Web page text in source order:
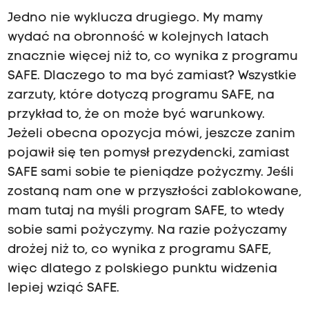
Jedno nie wyklucza drugiego. My mamy
wydać na obronność w kolejnych latach
znacznie więcej niż to, co wynika z programu
SAFE. Dlaczego to ma być zamiast? Wszystkie
zarzuty, które dotyczą programu SAFE, na
przykład to, że on może być warunkowy.
Jeżeli obecna opozycja mówi, jeszcze zanim
pojawił się ten pomysł prezydencki, zamiast
SAFE sami sobie te pieniądze pożyczmy. Jeśli
zostaną nam one w przyszłości zablokowane,
mam tutaj na myśli program SAFE, to wtedy
sobie sami pożyczymy. Na razie pożyczamy
drożej niż to, co wynika z programu SAFE,
więc dlatego z polskiego punktu widzenia
lepiej wziąć SAFE.